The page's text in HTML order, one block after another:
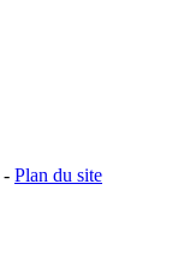
- Plan du site